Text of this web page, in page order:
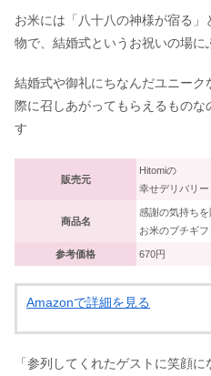
お米には「八十八の神様が宿る
物で、結婚式というお祝いの場に
結婚式や御礼にちなんだユニー
際に召しあがってもらえるものな
す
販売元
Hitomiの
幸せデリバリー
商品名
感謝の気持ちを
お米のプチギフ
参考価格 670円
Amazonで詳細を見る
「参列してくれたゲストに笑顔